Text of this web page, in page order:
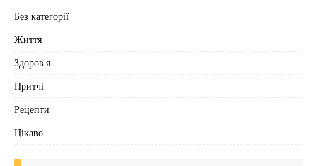
Без категорії
Життя
Здоров'я
Притчі
Рецепти
Цікаво